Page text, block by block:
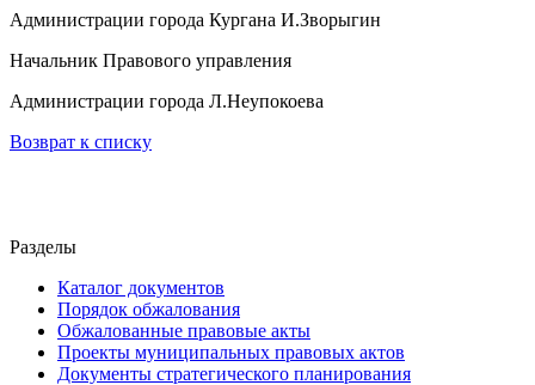
Администрации города Кургана И.Зворыгин
Начальник Правового управления
Администрации города Л.Неупокоева
Возврат к списку
Разделы
Каталог документов
Порядок обжалования
Обжалованные правовые акты
Проекты муниципальных правовых актов
Документы стратегического планирования